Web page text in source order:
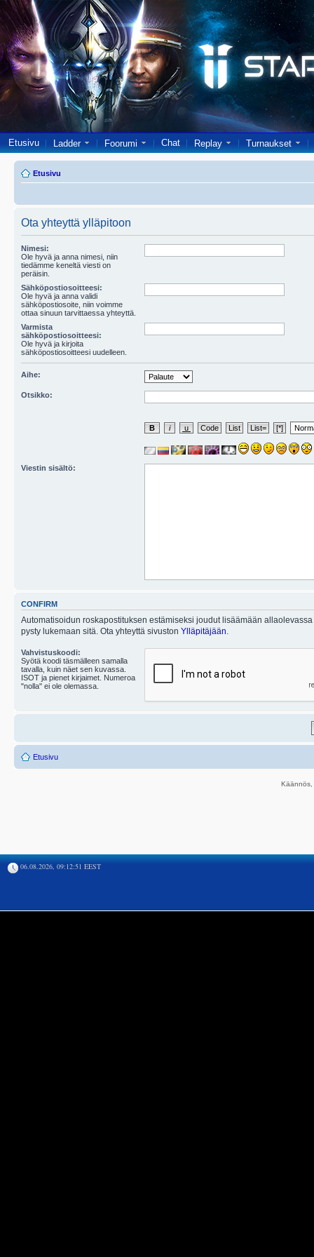
Etusivu Ladder Foorumi Chat Replay Turnaukset
Etusivu
Ota yhteyttä ylläpitoon
Nimesi:
Ole hyvä ja anna nimesi, niin
tiedämme keneltä viesti on
peräisin.
Sähköpostiosoitteesi:
Ole hyvä ja anna validi
sähköpostiosoite, niin voimme
ottaa sinuun tarvittaessa yhteyttä.
Varmista
sähköpostiosoitteesi:
Ole hyvä ja kirjoita
sähköpostiosoitteesi uudelleen.
Aihe:
Otsikko:
Viestin sisältö:
CONFIRM
Automatisoidun roskapostituksen estämiseksi joudut lisäämään
pysty lukemaan sitä. Ota yhteyttä sivuston Ylläpitäjään
Vahvistuskoodi:
Syötä koodi täsmälleen samalla
tavalla, kuin näet sen kuvassa.
ISOT ja pienet kirjaimet. Numeroa
"nolla" ei ole olemassa.
Etusivu
06.08.2026, 09:12:51 EEST